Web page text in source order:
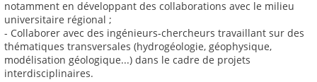
notamment en développant des collaborations avec le milieu
universitaire régional ;
- Collaborer avec des ingénieurs-chercheurs travaillant sur des
thématiques transversales (hydrogéologie, géophysique,
modélisation géologique...) dans le cadre de projets
interdisciplinaires.